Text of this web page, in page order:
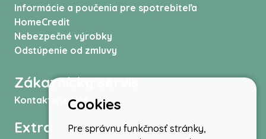
Informácie a poučenia pre spotrebiteľa
HomeCredit
Nebezpečné výrobky
Odstúpenie od zmluvy
Zákaznícky servis
Kontaktujte nás
Extra
Cookies
Pre správnu funkčnosť stránky,